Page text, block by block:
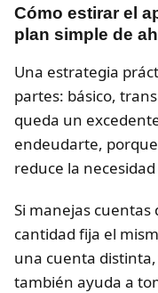
Cómo estirar el
plan simple de
Una estrategia
partes: básico,
queda un
endeudarte,
reduce la
Si manejas
cantidad fija el
una cuenta
también ayuda a